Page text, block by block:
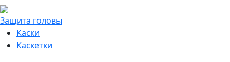
Защита головы
Каски
Каскетки